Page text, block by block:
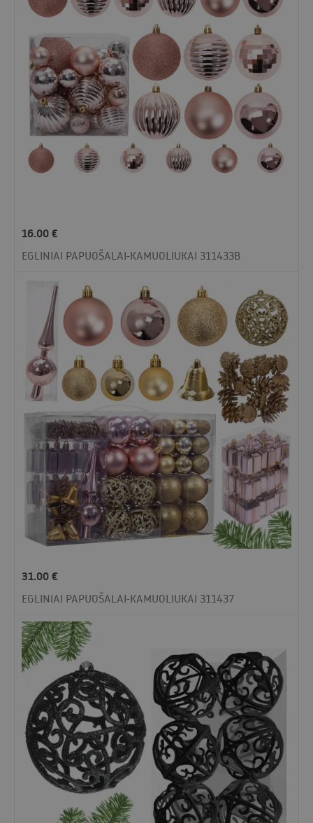
16.00€
EGLINIAI PAPUOŠALAI-KAMUOLIUKAI 311433B
31.00€
EGLINIAI PAPUOŠALAI-KAMUOLIUKAI 311437